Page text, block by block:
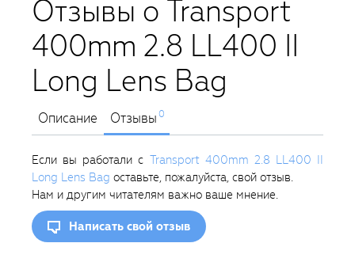
Отзывы о Transport
400mm 2.8 LL400 II
Long Lens Bag
Описание Отзывы0
Если вы работали с Transport 400mm 2.8 LL400 II
Long Lens Bag оставьте, пожалуйста, свой отзыв.
Нам и другим читателям важно ваше мнение.
Написать свой отзыв